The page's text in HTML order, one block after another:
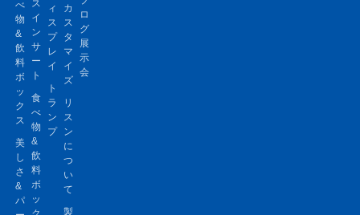
べ
物
&
飲
料
ボ
ッ
ク
ス
美
し
さ
&
パ
ス
イ
ン
サ
ー
ト
食
べ
物
&
飲
料
ボ
ッ
ィ
ス
プ
レ
イ
ト
ラ
ン
プ
カ
ス
タ
マ
イ
ズ
リ
ス
ン
に
つ
い
て
製
ロ
グ
展
示
会